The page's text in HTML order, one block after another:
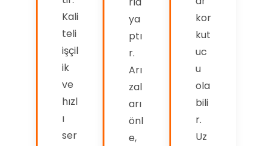
Kali
teli
işçil
ik
ve
hızl
ı
ser
ya
ptı
r.
Arı
zal
arı
önl
e,
kor
kut
uc
u
ola
bili
r.
Uz